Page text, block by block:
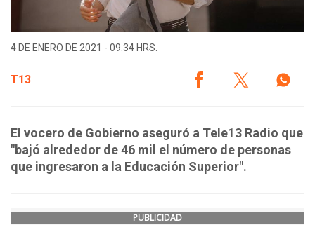
4 DE ENERO DE 2021 - 09:34 HRS.
T13
El vocero de Gobierno aseguró a Tele13 Radio que
"bajó alrededor de 46 mil el número de personas
que ingresaron a la Educación Superior".
PUBLICIDAD